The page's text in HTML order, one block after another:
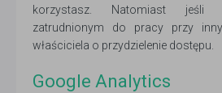
korzystasz. Natomiast jeśli
zatrudnionym do pracy przy
właściciela o przydzielenie dostępu.
Google Analytics